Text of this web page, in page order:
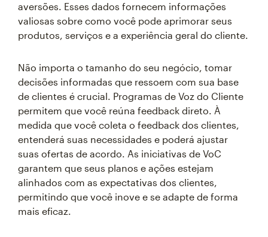
aversões. Esses dados fornecem informações
valiosas sobre como você pode aprimorar seus
produtos, serviços e a experiência geral do cliente.
Não importa o tamanho do seu negócio, tomar
decisões informadas que ressoem com sua base
de clientes é crucial. Programas de Voz do Cliente
permitem que você reúna feedback direto. À
medida que você coleta o feedback dos clientes,
entenderá suas necessidades e poderá ajustar
suas ofertas de acordo. As iniciativas de VoC
garantem que seus planos e ações estejam
alinhados com as expectativas dos clientes,
permitindo que você inove e se adapte de forma
mais eficaz.